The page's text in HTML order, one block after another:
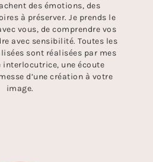
des émotions, des
à préserver. Je prends le
vous, de comprendre vos
avec sensibilité. Toutes les
sont réalisées par mes
interlocutrice, une écoute
d’une création à votre
image.